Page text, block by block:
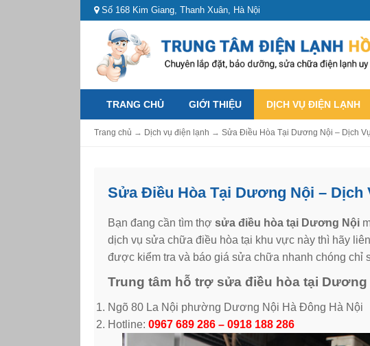
Số 168 Kim Giang, Thanh Xuân, Hà Nội
TRANG CHỦ GIỚI THIỆU DỊCH VỤ ĐIỆN LẠNH
Trang chủ → Dịch vụ điện lạnh → Sửa Điều Hòa Tại Dương Nội – Dịch
Sửa Điều Hòa Tại Dương Nội – Dịch
Bạn đang cần tìm thợ sửa điều hòa tại Dương Nội
dịch vụ sửa chữa điều hòa tại khu vực này thì hãy
được kiểm tra và báo giá sửa chữa nhanh chóng chỉ
Trung tâm hỗ trợ sửa điều hòa tại Dương
Ngõ 80 La Nội phường Dương Nội Hà Đông Hà Nội
Hotline: 0967 689 286 – 0918 188 286